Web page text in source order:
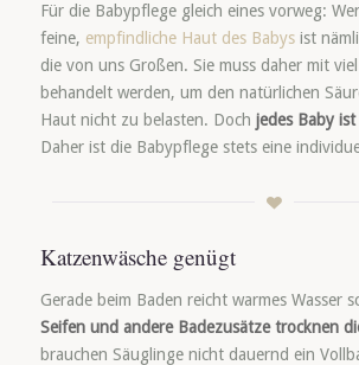
Für die Babypflege gleich eines vorweg:
feine, empfindliche Haut des Babysist
die von uns Großen. Sie muss daher mit
behandelt werden, um den natürlichen
Haut nicht zu belasten. Doch jedes Baby
Daher ist die Babypflege stets eine
Katzenwäsche genügt
Gerade beim Baden reicht warmes Wasser
Seifen und andere Badezusätze trocknen
brauchen Säuglinge nicht dauernd ein